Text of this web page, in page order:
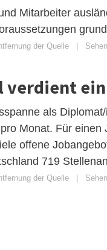
Mitarbeiter
der Quelle |
verdient
als
Monat. Für
offene
719
der Quelle |